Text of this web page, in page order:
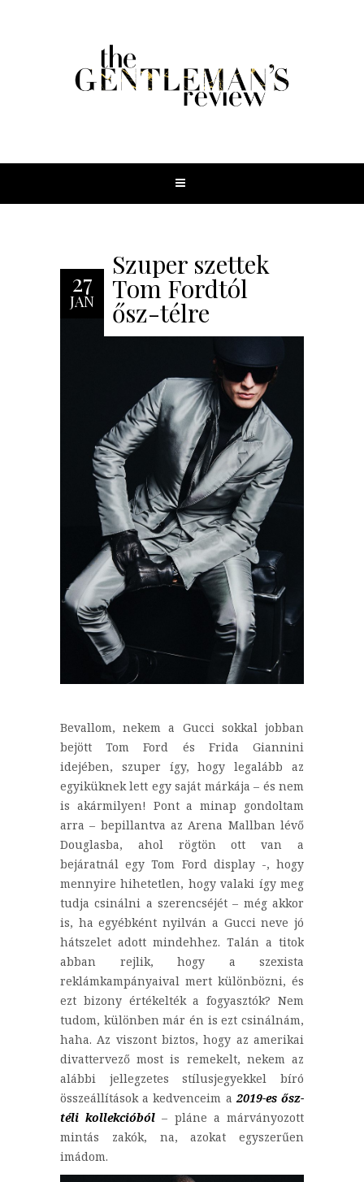
27
JAN
Szuper szettek
Tom Fordtól
ősz-télre
Bevallom, nekem a Gucci sokkal jobban
bejött Tom Ford és Frida Giannini
idejében, szuper így, hogy legalább az
egyiküknek lett egy saját márkája – és nem
is akármilyen! Pont a minap gondoltam
arra – bepillantva az Arena Mallban lévő
Douglasba, ahol rögtön ott van a
bejáratnál egy Tom Ford display -, hogy
mennyire hihetetlen, hogy valaki így meg
tudja csinálni a szerencséjét – még akkor
is, ha egyébként nyilván a Gucci neve jó
hátszelet adott mindehhez. Talán a titok
abban rejlik, hogy a szexista
reklámkampányaival mert különbözni, és
ezt bizony értékelték a fogyasztók? Nem
tudom, különben már én is ezt csinálnám,
haha. Az viszont biztos, hogy az amerikai
divattervező most is remekelt, nekem az
alábbi jellegzetes stílusjegyekkel bíró
összeállítások a kedvenceim a2019-es ősz-
téli kollekcióból – pláne a márványozott
mintás zakók, na, azokat egyszerűen
imádom.